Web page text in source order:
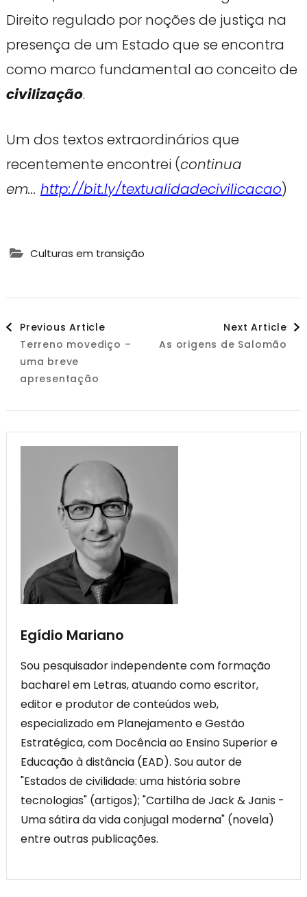
Direito regulado por noções de justiça na
presença de um Estado que se encontra
como marco fundamental ao conceito de
civilização.
Um dos textos extraordinários que
recentemente encontrei (continua
em... http://bit.ly/textualidadecivilicacao)
Culturas em transição
Post
Navigation
Previous Article
Terreno movediço –
uma breve
apresentação
Next Article
As origens de Salomão
Egídio Mariano
Sou pesquisador independente com formação
bacharel em Letras, atuando como escritor,
editor e produtor de conteúdos web,
especializado em Planejamento e Gestão
Estratégica, com Docência ao Ensino Superior e
Educação à distância (EAD). Sou autor de
"Estados de civilidade: uma história sobre
tecnologias" (artigos); "Cartilha de Jack & Janis -
Uma sátira da vida conjugal moderna" (novela)
entre outras publicações.